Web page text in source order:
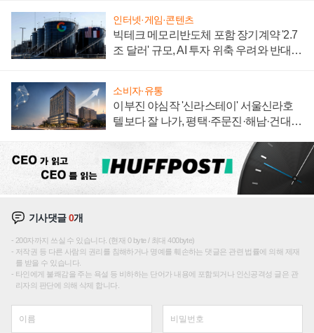
인터넷·게임·콘텐츠
빅테크 메모리반도체 포함 장기계약 '2.7
조 달러' 규모, AI 투자 위축 우려와 반대
소비자·유통
이부진 야심작 '신라스테이' 서울신라호
텔보다 잘 나가, 평택·주문진·해남·건대로
기사댓글0개
200자까지 쓰실 수 있습니다. (현재 0 byte / 최대 400byte)
저작권 등 다른 사람의 권리를 침해하거나 명예를 훼손하는 댓글은 관련 법률에 의해 제재
를 받을 수 있습니다.
타인에게 불쾌감을 주는 욕설 등 비하하는 단어가 내용에 포함되거나 인신공격성 글은 관
리자의 판단에 의해 삭제 합니다.